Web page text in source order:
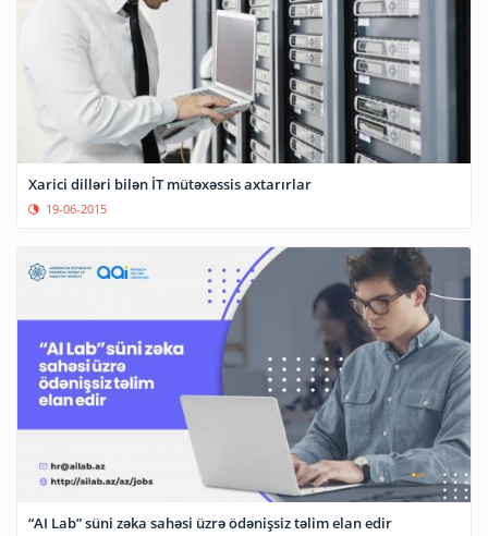
Xarici dilləri bilən İT mütəxəssis axtarırlar
19-06-2015
“AI Lab” süni zəka sahəsi üzrə ödənişsiz təlim elan edir